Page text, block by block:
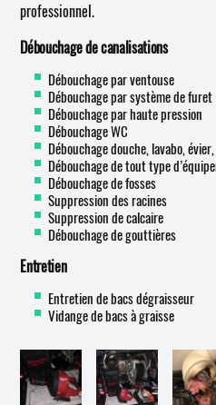
professionnel.
Débouchage de canalisations
Débouchage par ventouse
Débouchage par système de furet
Débouchage par haute pression
Débouchage WC
Débouchage douche, lavabo,
Débouchage de tout type
Débouchage de fosses
Suppression des racines
Suppression de calcaire
Débouchage de gouttières
Entretien
Entretien de bacs dégraisseur
Vidange de bacs à graisse